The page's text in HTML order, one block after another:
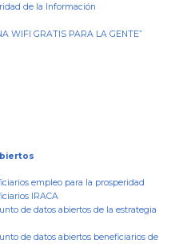
de la Información
WIFI GRATIS PARA LA GENTE”
empleo para la prosperidad
IRACA
de datos abiertos de la estrategia
de datos abiertos beneficiarios de